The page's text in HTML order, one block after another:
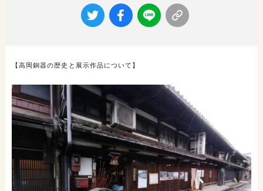
【高岡銅器の歴史と展示作品について】